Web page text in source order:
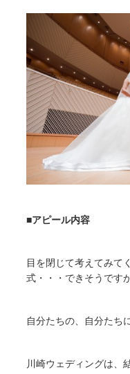
■アピール内容
目を閉じて考えてみて
式・・・できそうです
自分たちの、自分たち
川崎ウェディングは、